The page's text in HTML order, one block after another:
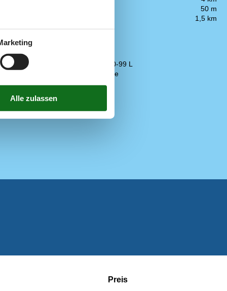
50 m
1,5 km
Gefriertruhe 60-99 L
Kaffeemaschine
Kühlschrank
Preis